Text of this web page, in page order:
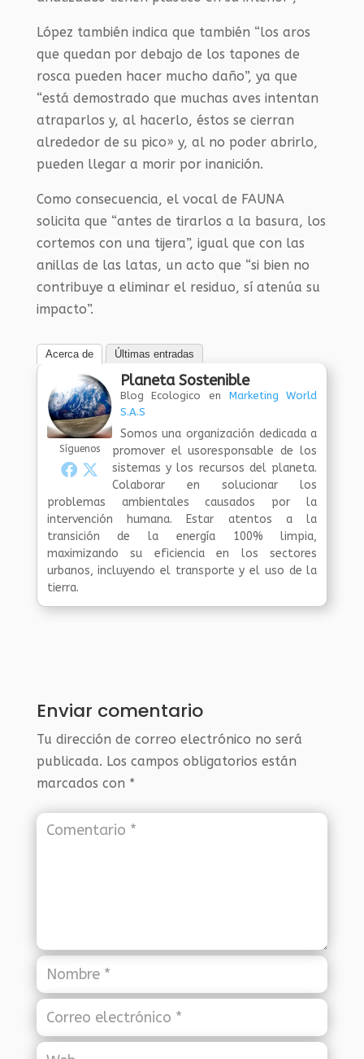
López también indica que también “los aros
que quedan por debajo de los tapones de
rosca pueden hacer mucho daño”, ya que
“está demostrado que muchas aves intentan
atraparlos y, al hacerlo, éstos se cierran
alrededor de su pico» y, al no poder abrirlo,
pueden llegar a morir por inanición.
Como consecuencia, el vocal de FAUNA
solicita que “antes de tirarlos a la basura, los
cortemos con una tijera”, igual que con las
anillas de las latas, un acto que “si bien no
contribuye a eliminar el residuo, sí atenúa su
impacto”.
Acerca de Últimas entradas
Síguenos
Planeta Sostenible
Blog Ecologico en Marketing World
S.A.S
Somos una organización dedicada a
promover el usoresponsable de los
sistemas y los recursos del planeta.
Colaborar en solucionar los
problemas ambientales causados por la
intervención humana. Estar atentos a la
transición de la energía 100% limpia,
maximizando su eficiencia en los sectores
urbanos, incluyendo el transporte y el uso de la
tierra.
Enviar comentario
Tu dirección de correo electrónico no será
publicada. Los campos obligatorios están
marcados con *